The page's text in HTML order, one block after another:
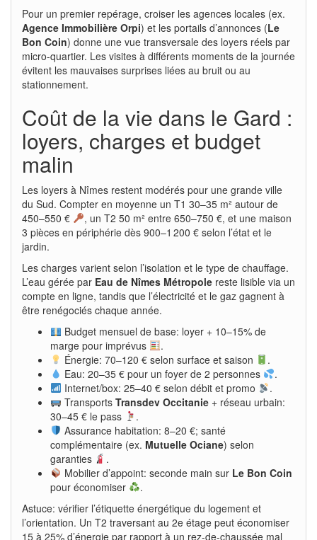
Pour un premier repérage, croiser les agences locales (ex.
Agence Immobilière Orpi) et les portails d’annonces (Le
Bon Coin) donne une vue transversale des loyers réels par
micro-quartier. Les visites à différents moments de la journée
évitent les mauvaises surprises liées au bruit ou au
stationnement.
Coût de la vie dans le Gard :
loyers, charges et budget
malin
Les loyers à Nîmes restent modérés pour une grande ville
du Sud. Compter en moyenne un T1 30–35 m² autour de
450–550 €
, un T2 50 m² entre 650–750 €, et une maison
3 pièces en périphérie dès 900–1 200 € selon l’état et le
jardin.
Les charges varient selon l’isolation et le type de chauffage.
L’eau gérée par Eau de Nîmes Métropole reste lisible via un
compte en ligne, tandis que l’électricité et le gaz gagnent à
être renégociés chaque année.
Budget mensuel de base: loyer + 10–15% de
marge pour imprévus
.
Énergie: 70–120 € selon surface et saison
.
Eau: 20–35 € pour un foyer de 2 personnes
.
Internet/box: 25–40 € selon débit et promo
.
Transports Transdev Occitanie+ réseau urbain:
30–45 € le pass
.
Assurance habitation: 8–20 €; santé
complémentaire (ex. Mutuelle Ociane) selon
garanties
.
Mobilier d’appoint: seconde main sur Le Bon Coin
pour économiser
.
Astuce: vérifier l’étiquette énergétique du logement et
l’orientation. Un T2 traversant au 2e étage peut économiser
15 à 25% d’énergie par rapport à un rez-de-chaussée mal